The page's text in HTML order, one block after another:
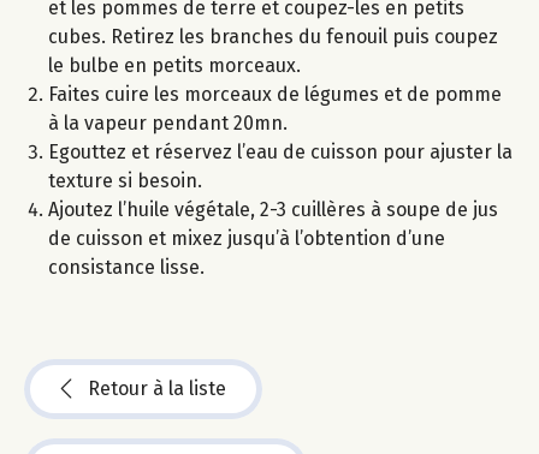
et les pommes de terre et coupez-les en petits
cubes. Retirez les branches du fenouil puis coupez
le bulbe en petits morceaux.
Faites cuire les morceaux de légumes et de pomme
à la vapeur pendant 20mn.
Egouttez et réservez l’eau de cuisson pour ajuster la
texture si besoin.
Ajoutez l’huile végétale, 2-3 cuillères à soupe de jus
de cuisson et mixez jusqu’à l’obtention d’une
consistance lisse.
Retour à la liste